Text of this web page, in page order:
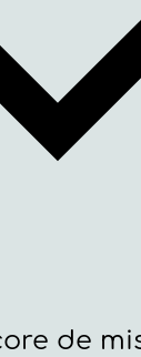
de